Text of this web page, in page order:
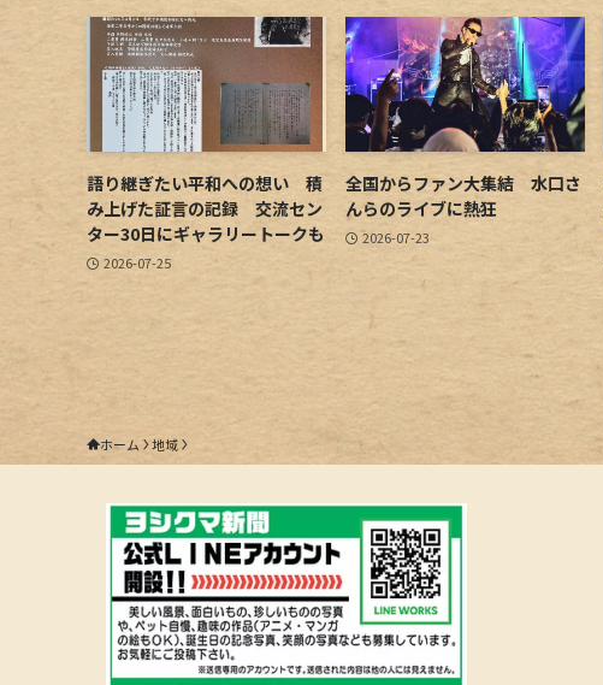
語り継ぎたい平和への想い 積
み上げた証言の記録 交流セン
ター30日にギャラリートークも
2026-07-25
全国からファン大集結 水口さ
んらのライブに熱狂
2026-07-23
ホーム 地域